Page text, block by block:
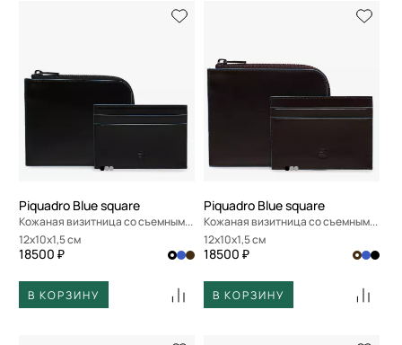
Piquadro Blue square
Кожаная визитница со съемным отделением
12x10x1,5 см
18500 ₽
В КОРЗИНУ
Piquadro Blue square
Кожаная визитница со съемным отделением
12x10x1,5 см
18500 ₽
В КОРЗИНУ